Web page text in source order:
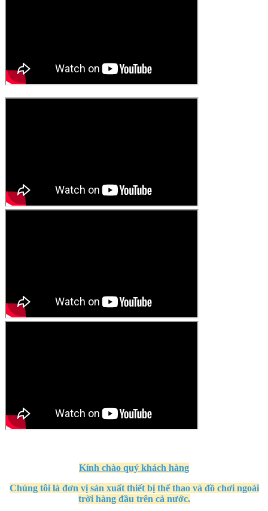
Kính chào quý khách hàng
Chúng tôi là đơn vị sản xuất thiết bị thể thao và đồ chơi ngoài
trời hàng đầu trên cả nước.